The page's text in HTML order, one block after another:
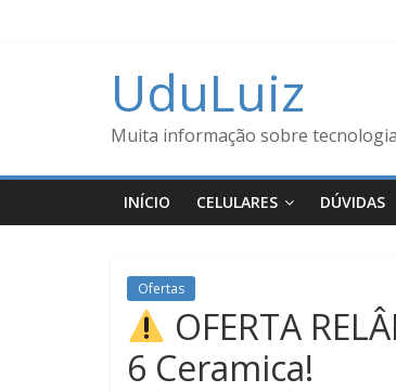
UduLuiz
Muita informação sobre
INÍCIO CELULARES DÚVIDAS
Ofertas
OFERTA
6 Ceramica!